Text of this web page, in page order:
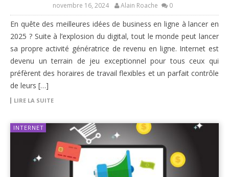
novembre 16, 2024 Alain Roache 0
En quête des meilleures idées de business en ligne à lancer en
2025 ? Suite à l’explosion du digital, tout le monde peut lancer
sa propre activité génératrice de revenu en ligne. Internet est
devenu un terrain de jeu exceptionnel pour tous ceux qui
préfèrent des horaires de travail flexibles et un parfait contrôle
de leurs […]
LIRE LA SUITE
INTERNET